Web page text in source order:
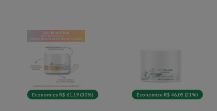
Economize R$ 61,19 (30%) Economize R$ 46,05 (21%)